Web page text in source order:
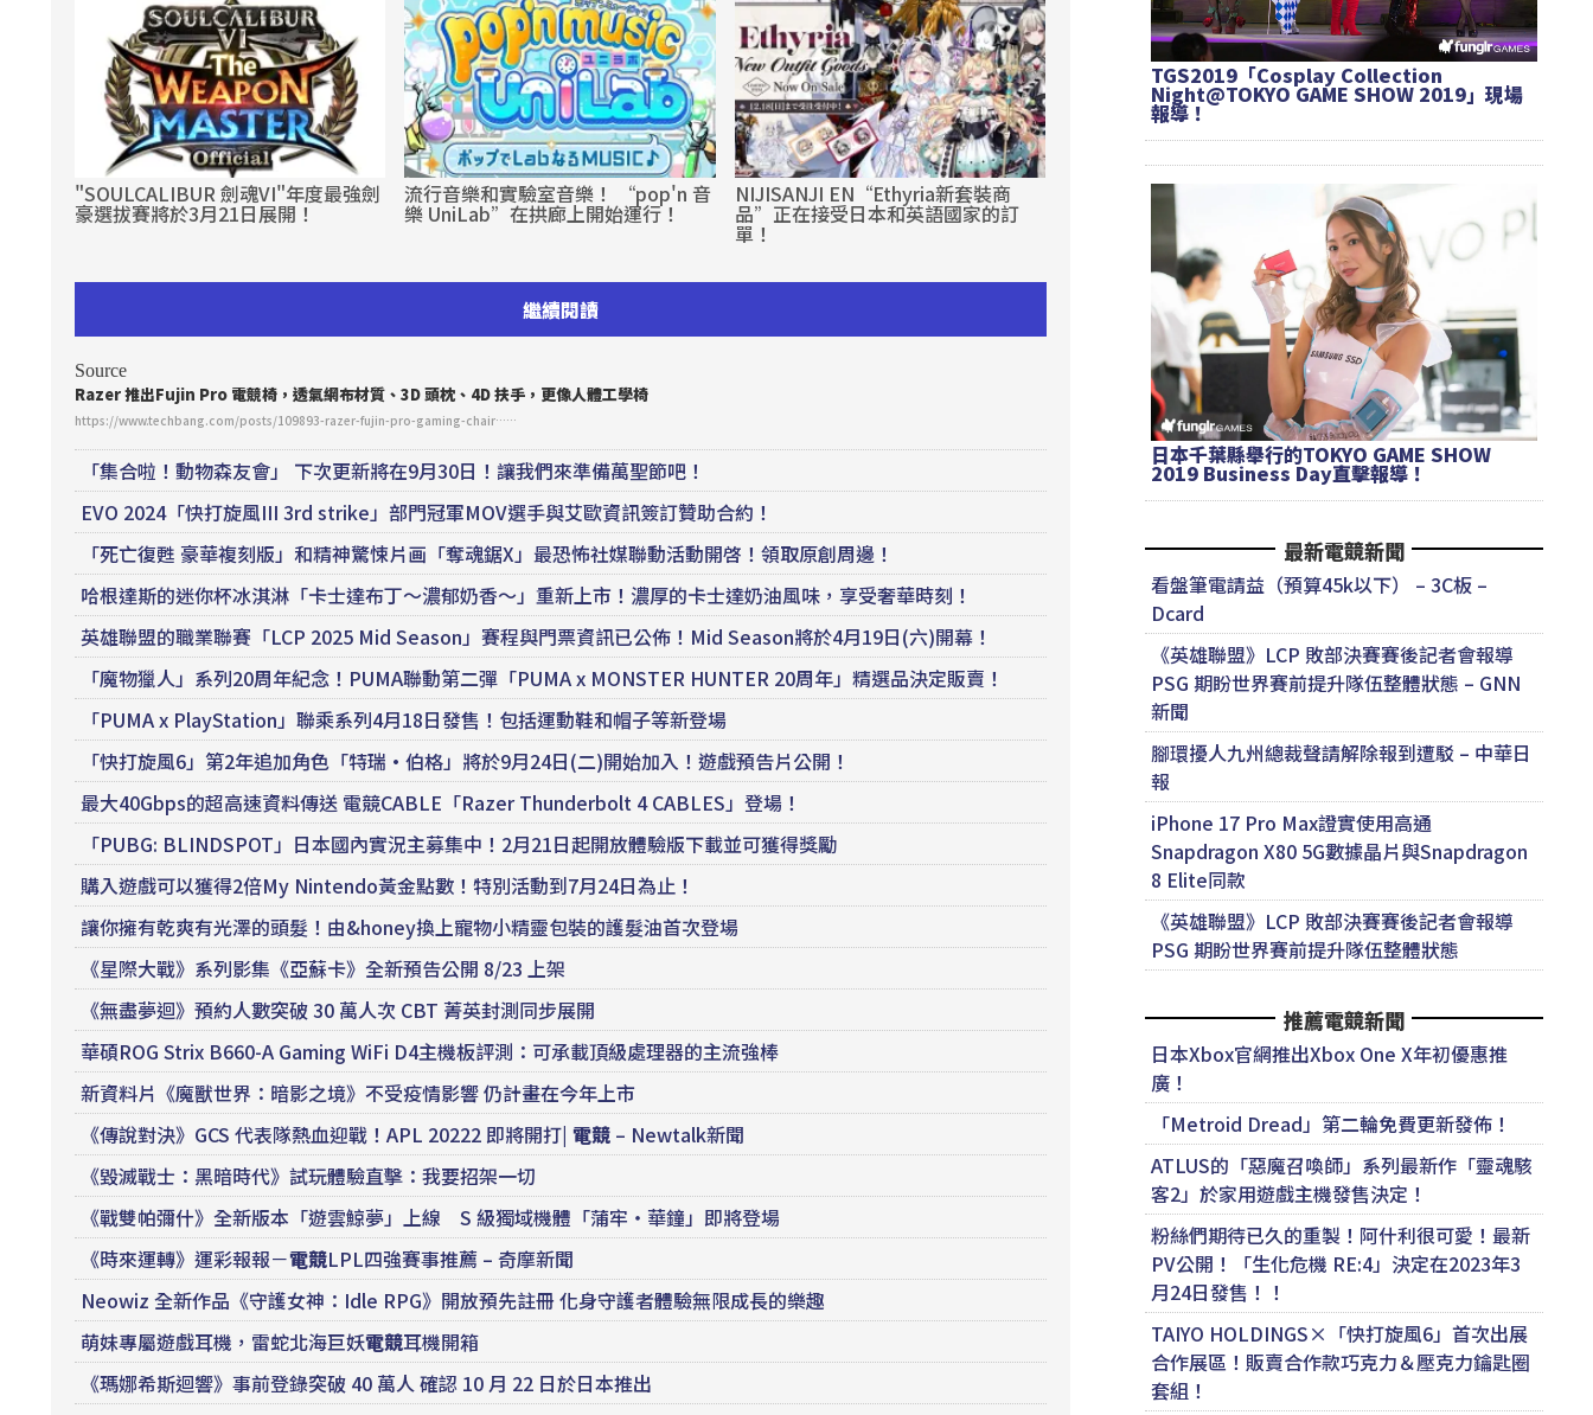
"SOULCALIBUR 劍魂VI"年度最強劍
豪選拔賽將於3月21日展開！
流行音樂和實驗室音樂！ “pop'n 音
樂 UniLab”在拱廊上開始運行！
NIJISANJI EN“Ethyria新套裝商
品”正在接受日本和英語國家的訂
單！
繼續閱讀
Source
Razer 推出Fujin Pro 電競椅，透氣網布材質、3D 頭枕、4D 扶手，更像人體工學椅
https://www.techbang.com/posts/109893-razer-fujin-pro-gaming-chair……
「集合啦！動物森友會」 下次更新將在9月30日！讓我們來準備萬聖節吧！
EVO 2024「快打旋風III 3rd strike」部門冠軍MOV選手與艾歐資訊簽訂贊助合約！
「死亡復甦 豪華複刻版」和精神驚悚片画「奪魂鋸X」最恐怖社媒聯動活動開啓！領取原創周邊！
哈根達斯的迷你杯冰淇淋「卡士達布丁～濃郁奶香～」重新上市！濃厚的卡士達奶油風味，享受奢華時刻！
英雄聯盟的職業聯賽「LCP 2025 Mid Season」賽程與門票資訊已公佈！Mid Season將於4月19日(六)開幕！
「魔物獵人」系列20周年紀念！PUMA聯動第二彈「PUMA x MONSTER HUNTER 20周年」精選品決定販賣！
「PUMA x PlayStation」聯乘系列4月18日發售！包括運動鞋和帽子等新登場
「快打旋風6」第2年追加角色「特瑞·伯格」將於9月24日(二)開始加入！遊戲預告片公開！
最大40Gbps的超高速資料傳送 電競CABLE「Razer Thunderbolt 4 CABLES」登場！
「PUBG: BLINDSPOT」日本國內實況主募集中！2月21日起開放體驗版下載並可獲得獎勵
購入遊戲可以獲得2倍My Nintendo黃金點數！特別活動到7月24日為止！
讓你擁有乾爽有光澤的頭髮！由&honey換上寵物小精靈包裝的護髮油首次登場
《星際大戰》系列影集《亞蘇卡》全新預告公開 8/23 上架
《無盡夢迴》預約人數突破 30 萬人次 CBT 菁英封測同步展開
華碩ROG Strix B660-A Gaming WiFi D4主機板評測：可承載頂級處理器的主流強棒
新資料片《魔獸世界：暗影之境》不受疫情影響 仍計畫在今年上市
《傳說對決》GCS 代表隊熱血迎戰！APL 20222 即將開打| 電競– Newtalk新聞
《毀滅戰士：黑暗時代》試玩體驗直擊：我要招架一切
《戰雙帕彌什》全新版本「遊雲鯨夢」上線 S 級獨域機體「蒲牢・華鐘」即將登場
《時來運轉》運彩報報－電競LPL四強賽事推薦 – 奇摩新聞
Neowiz 全新作品《守護女神：Idle RPG》開放預先註冊 化身守護者體驗無限成長的樂趣
萌妹專屬遊戲耳機，雷蛇北海巨妖電競耳機開箱
《瑪娜希斯迴響》事前登錄突破 40 萬人 確認 10 月 22 日於日本推出
TGS2019「Cosplay Collection
Night@TOKYO GAME SHOW 2019」現場
報導！
日本千葉縣舉行的TOKYO GAME SHOW
2019 Business Day直擊報導！
最新電競新聞
看盤筆電請益（預算45k以下） – 3C板 –
Dcard
《英雄聯盟》LCP 敗部決賽賽後記者會報導
PSG 期盼世界賽前提升隊伍整體狀態 – GNN
新聞
腳環擾人九州總裁聲請解除報到遭駁 – 中華日
報
iPhone 17 Pro Max證實使用高通
Snapdragon X80 5G數據晶片與Snapdragon
8 Elite同款
《英雄聯盟》LCP 敗部決賽賽後記者會報導
PSG 期盼世界賽前提升隊伍整體狀態
推薦電競新聞
日本Xbox官網推出Xbox One X年初優惠推
廣！
「Metroid Dread」第二輪免費更新發佈！
ATLUS的「惡魔召喚師」系列最新作「靈魂駭
客2」於家用遊戲主機發售決定！
粉絲們期待已久的重製！阿什利很可愛！最新
PV公開！「生化危機 RE:4」決定在2023年3
月24日發售！！
TAIYO HOLDINGS×「快打旋風6」首次出展
合作展區！販賣合作款巧克力＆壓克力鑰匙圈
套組！